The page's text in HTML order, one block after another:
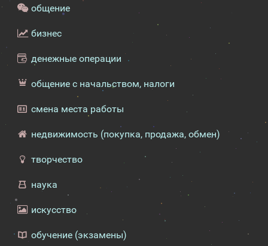
общение
бизнес
денежные операции
общение с начальством, налоги
смена места работы
недвижимость (покупка, продажа, обмен)
творчество
наука
искусство
обучение (экзамены)